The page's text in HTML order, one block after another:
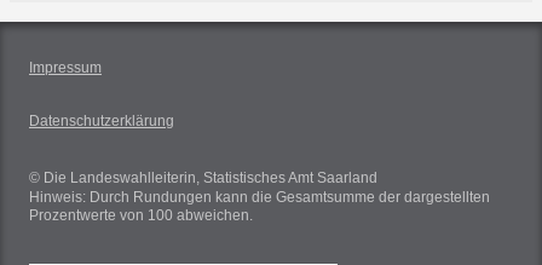
Impressum
Datenschutzerklärung
© Die Landeswahlleiterin, Statistisches Amt Saarland
Hinweis: Durch Rundungen kann die Gesamtsumme der dargestellten
Prozentwerte von 100 abweichen.